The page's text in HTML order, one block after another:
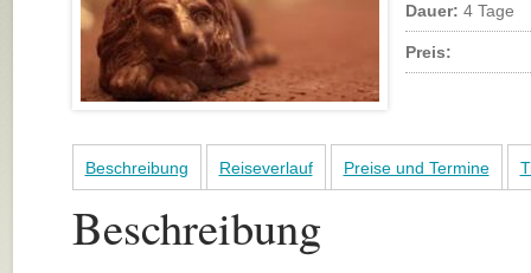
Dauer: 4 Tage
Preis:
Beschreibung Reiseverlauf Preise und Termine
Beschreibung